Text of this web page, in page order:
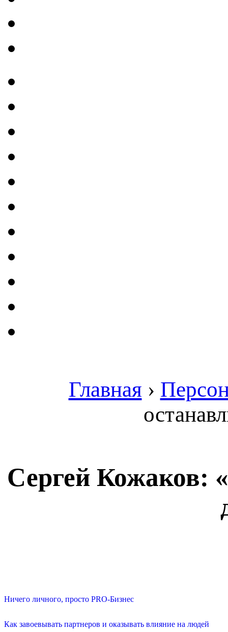
Главная ›
Сергей Кожаков:
Ничего личного, просто PRO-Бизнес
Как завоевывать партнеров и оказывать влияние на людей